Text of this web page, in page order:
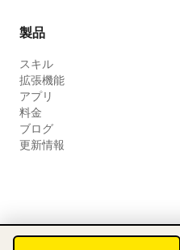
製品
スキル
拡張機能
アプリ
料金
ブログ
更新情報